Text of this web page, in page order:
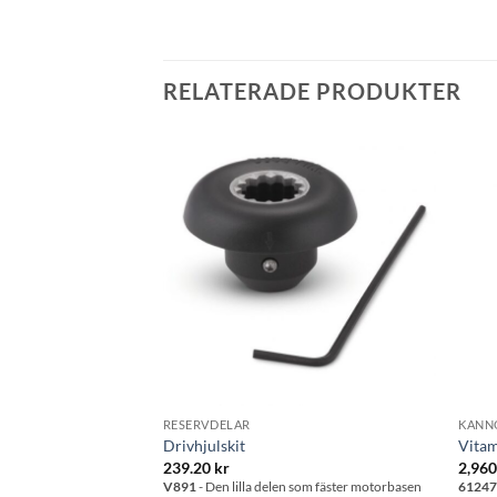
RELATERADE PRODUKTER
önskelistan
RESERVDELAR
Drivhjulskit
239.20 kr
V891 - Den lilla delen som fäster motorbasen 61247